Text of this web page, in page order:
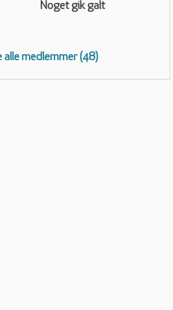
Noget gik galt
alle medlemmer (48)